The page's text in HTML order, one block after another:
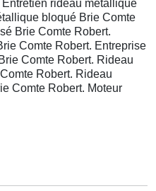
rideau métallique
bloqué Brie Comte
Brie Comte Robert.
Comte Robert. Entreprise
Comte Robert. Rideau
Robert. Rideau
Comte Robert. Moteur